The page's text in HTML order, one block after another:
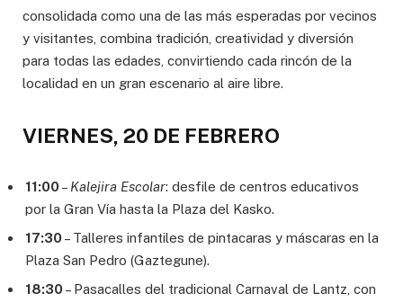
consolidada como una de las más esperadas por vecinos
y visitantes, combina tradición, creatividad y diversión
para todas las edades, convirtiendo cada rincón de la
localidad en un gran escenario al aire libre.
VIERNES, 20 DE FEBRERO
11:00– Kalejira Escolar: desfile de centros educativos
por la Gran Vía hasta la Plaza del Kasko.
17:30– Talleres infantiles de pintacaras y máscaras en la
Plaza San Pedro (Gaztegune).
18:30– Pasacalles del tradicional Carnaval de Lantz, con